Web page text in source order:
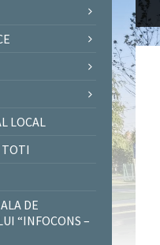
LOCAL
TOTI
DE
“INFOCONS –